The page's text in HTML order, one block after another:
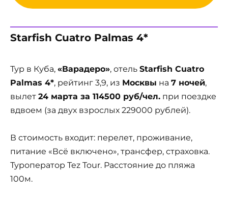
Starfish Cuatro Palmas 4*
Тур в Куба, «Варадеро», отель Starfish Cuatro
Palmas 4*, рейтинг 3,9, из Москвы на 7 ночей,
вылет 24 марта за 114500 руб/чел. при поездке
вдвоем (за двух взрослых 229000 рублей).
В стоимость входит: перелет, проживание,
питание «Всё включено», трансфер, страховка.
Туроператор Tez Tour. Расстояние до пляжа
100м.